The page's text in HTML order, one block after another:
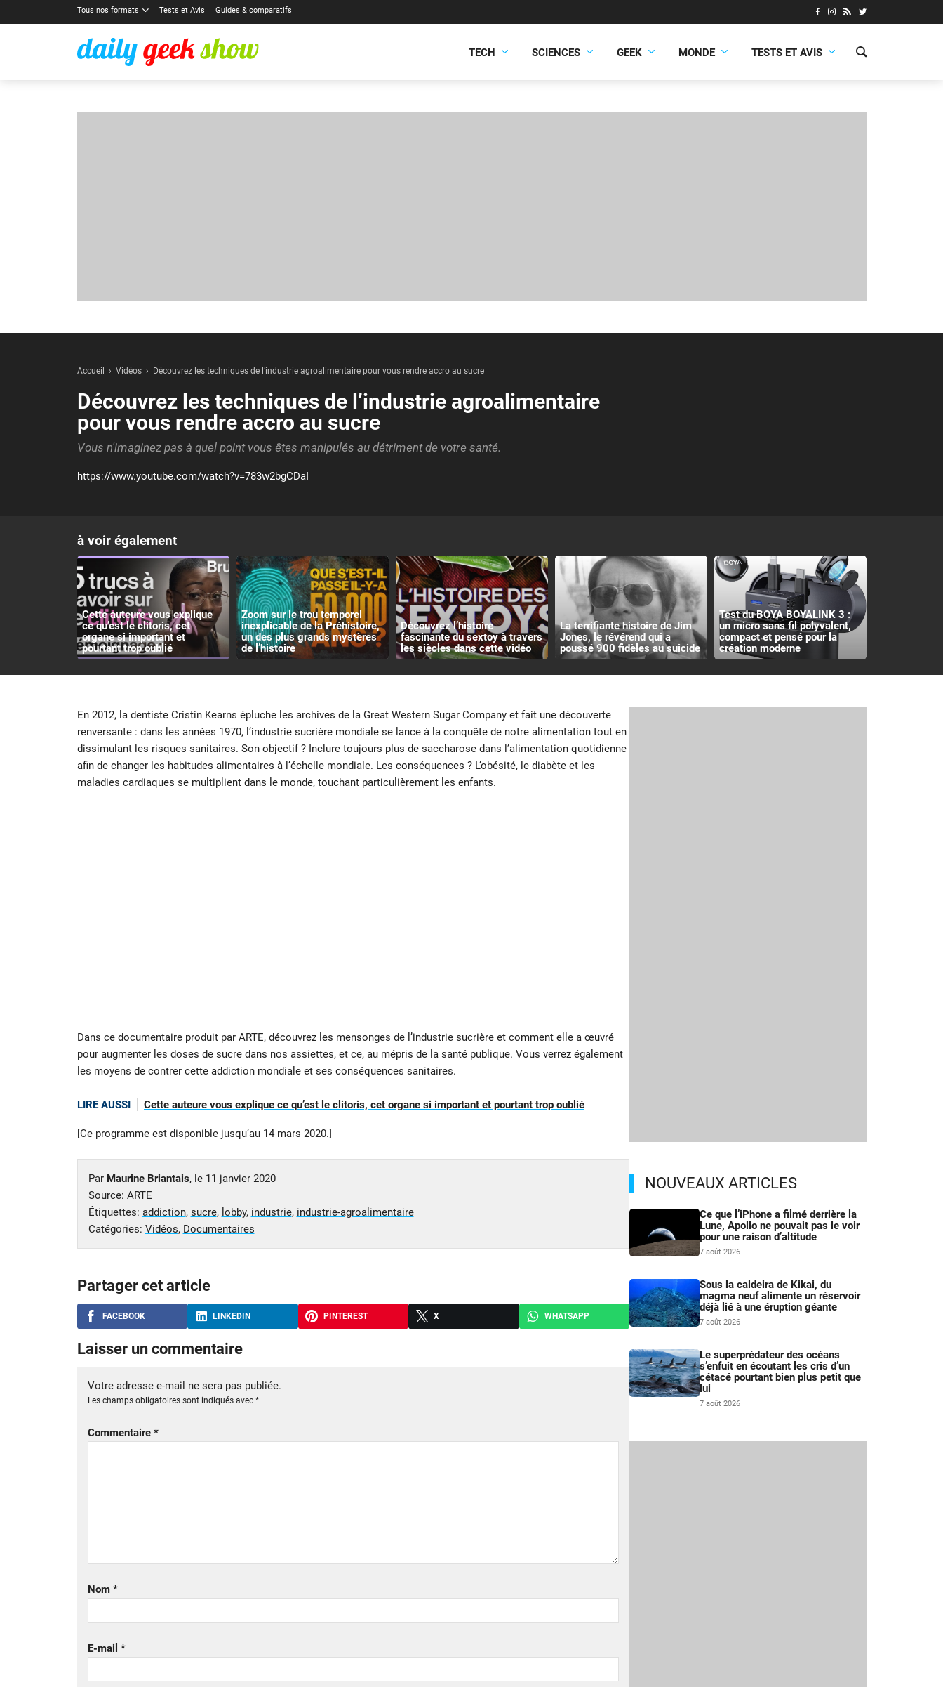
Tous nos formats Tests et Avis Guides & comparatifs
TECH SCIENCES GEEK MONDE TESTS ET AVIS
Accueil Vidéos Découvrez les techniques de l’industrie agroalimentaire pour vous rendre accro au sucre
Découvrez les techniques de l’industrie agroalimentaire
pour vous rendre accro au sucre
Vous n'imaginez pas à quel point vous êtes manipulés au détriment de votre santé.
https://www.youtube.com/watch?v=783w2bgCDaI
à voir également
Cette auteure vous explique
ce qu’est le clitoris, cet
organe si important et
pourtant trop oublié
Zoom sur le trou temporel
inexplicable de la Préhistoire,
un des plus grands mystères
de l’histoire
Découvrez l’histoire
fascinante du sextoy à travers
les siècles dans cette vidéo
La terrifiante histoire de Jim
Jones, le révérend qui a
poussé 900 fidèles au suicide
Test du BOYA BOYALINK 3 :
un micro sans fil polyvalent,
compact et pensé pour la
création moderne
En 2012, la dentiste Cristin Kearns épluche les archives de la Great Western Sugar Company et fait une découverte
renversante : dans les années 1970, l’industrie sucrière mondiale se lance à la conquête de notre alimentation tout en
dissimulant les risques sanitaires. Son objectif ? Inclure toujours plus de saccharose dans l’alimentation quotidienne
afin de changer les habitudes alimentaires à l’échelle mondiale. Les conséquences ? L’obésité, le diabète et les
maladies cardiaques se multiplient dans le monde, touchant particulièrement les enfants.
Dans ce documentaire produit par ARTE, découvrez les mensonges de l’industrie sucrière et comment elle a œuvré
pour augmenter les doses de sucre dans nos assiettes, et ce, au mépris de la santé publique. Vous verrez également
les moyens de contrer cette addiction mondiale et ses conséquences sanitaires.
LIRE AUSSI Cette auteure vous explique ce qu’est le clitoris, cet organe si important et pourtant trop oublié
[Ce programme est disponible jusqu’au 14 mars 2020.]
Par Maurine Briantais, le 11 janvier 2020
Source: ARTE
Étiquettes: addiction, sucre, lobby, industrie, industrie-agroalimentaire
Catégories: Vidéos, Documentaires
Partager cet article
FACEBOOK LINKEDIN PINTEREST X WHATSAPP
Laisser un commentaire
Votre adresse e-mail ne sera pas publiée.
Les champs obligatoires sont indiqués avec *
Commentaire *
Nom *
E-mail *
NOUVEAUX ARTICLES
Ce que l’iPhone a filmé derrière la
Lune, Apollo ne pouvait pas le voir
pour une raison d’altitude
7 août 2026
Sous la caldeira de Kikai, du
magma neuf alimente un réservoir
déjà lié à une éruption géante
7 août 2026
Le superprédateur des océans
s’enfuit en écoutant les cris d’un
cétacé pourtant bien plus petit que
lui
7 août 2026